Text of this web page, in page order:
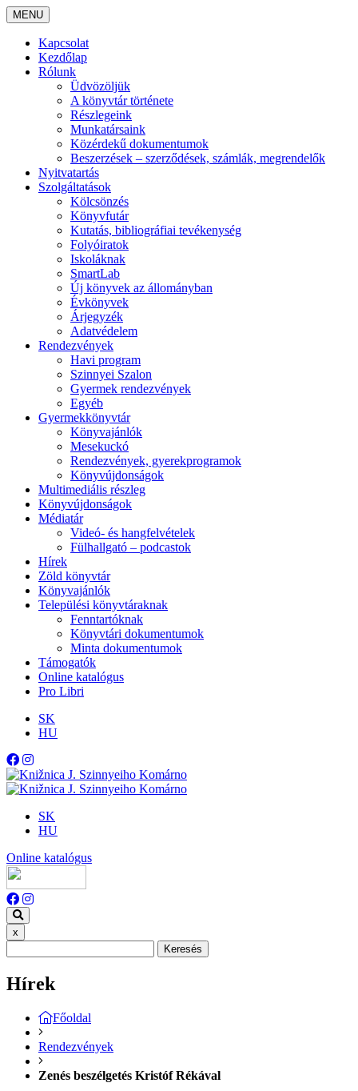
MENU
Kapcsolat
Kezdőlap
Rólunk
Üdvözöljük
A könyvtár története
Részlegeink
Munkatársaink
Közérdekű dokumentumok
Beszerzések – szerződések, számlák, megrendelők
Nyitvatartás
Szolgáltatások
Kölcsönzés
Könyvfutár
Kutatás, bibliográfiai tevékenység
Folyóiratok
Iskoláknak
SmartLab
Új könyvek az állományban
Évkönyvek
Árjegyzék
Adatvédelem
Rendezvények
Havi program
Szinnyei Szalon
Gyermek rendezvények
Egyéb
Gyermekkönyvtár
Könyvajánlók
Mesekuckó
Rendezvények, gyerekprogramok
Könyvújdonságok
Multimediális részleg
Könyvújdonságok
Médiatár
Videó- és hangfelvételek
Fülhallgató – podcastok
Hírek
Zöld könyvtár
Könyvajánlók
Települési könyvtáraknak
Fenntartóknak
Könyvtári dokumentumok
Minta dokumentumok
Támogatók
Online katalógus
Pro Libri
SK
HU
SK
HU
Online katalógus
x
Keresés
Hírek
Főoldal
Rendezvények
Zenés beszélgetés Kristóf Rékával